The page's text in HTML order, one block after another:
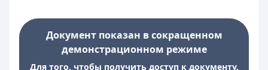
Документ показан в сокращенном
демонстрационном режиме
Для того, чтобы получить доступ к документу,